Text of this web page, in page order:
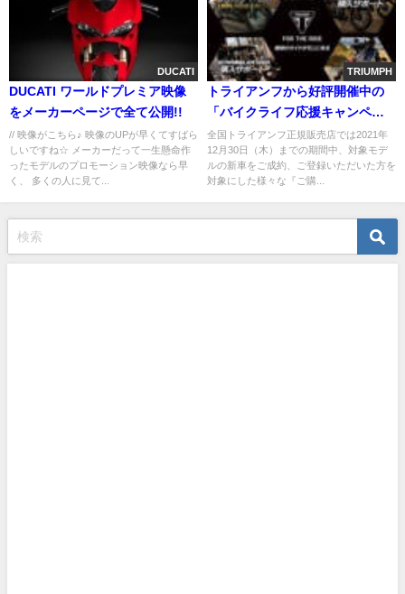
DUCATI
DUCATI ワールドプレミア映像
をメーカーページで全て公開!!
// 映像がこちら♪ 映像のUPが早くてすばら
しいですね☆ メーカーだって一生懸命作
ったモデルのプロモーション映像なら早
く、 多くの人に見て...
TRIUMPH
トライアンフから好評開催中の
「バイクライフ応援キャンペー
ン」に新たに「Street Triple RS
バリューアップキャンペーン」
が登場!!
全国トライアンフ正規販売店では2021年
12月30日（木）までの期間中、対象モデ
ルの新車をご成約、ご登録いただいた方を
対象にした様々な『ご購...